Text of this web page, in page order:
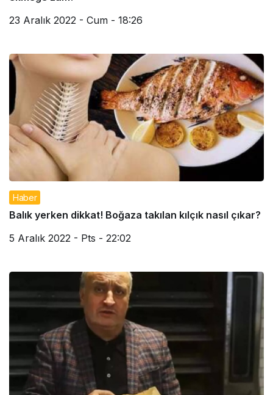
23 Aralık 2022 - Cum - 18:26
Haber
Balık yerken dikkat! Boğaza takılan kılçık nasıl çıkar?
5 Aralık 2022 - Pts - 22:02